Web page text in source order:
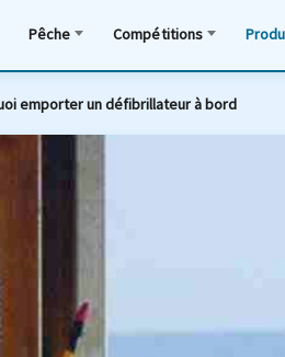
Pêche Compétitions
emporter un défibrillateur à bord